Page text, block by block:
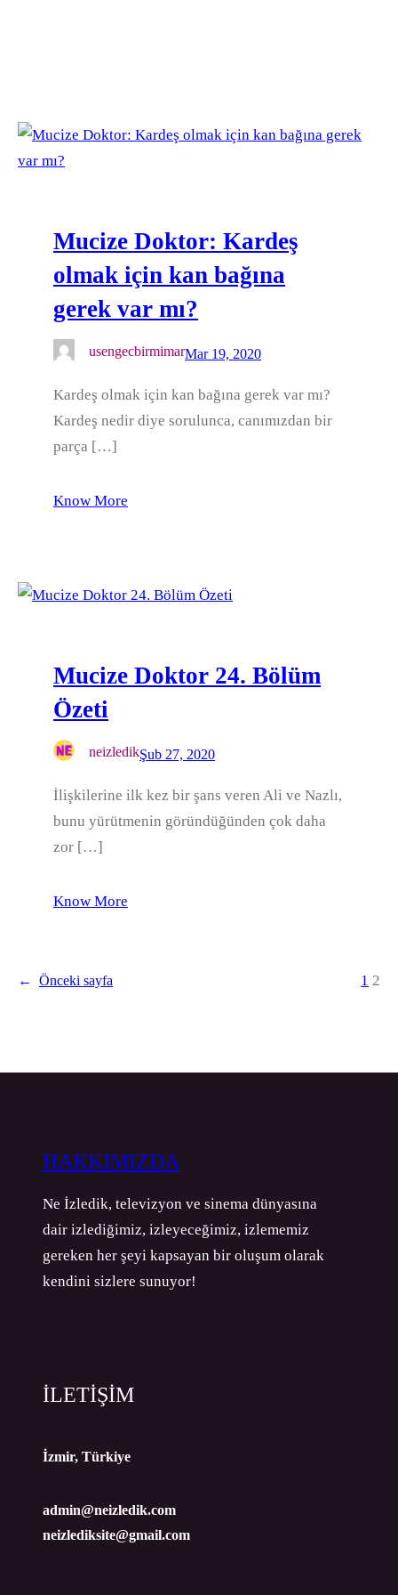
Mucize Doktor: Kardeş
olmak için kan bağına
gerek var mı?
usengecbirmimarMar 19, 2020
Kardeş olmak için kan bağına gerek var mı?
Kardeş nedir diye sorulunca, canımızdan bir
parça […]
Know More
Mucize Doktor 24. Bölüm
Özeti
neizledikŞub 27, 2020
İlişkilerine ilk kez bir şans veren Ali ve Nazlı,
bunu yürütmenin göründüğünden çok daha
zor […]
Know More
← Önceki sayfa 1 2
HAKKIMIZDA
Ne İzledik, televizyon ve sinema dünyasına
dair izlediğimiz, izleyeceğimiz, izlememiz
gereken her şeyi kapsayan bir oluşum olarak
kendini sizlere sunuyor!
İLETİŞİM
İzmir, Türkiye
admin@neizledik.com
neizlediksite@gmail.com